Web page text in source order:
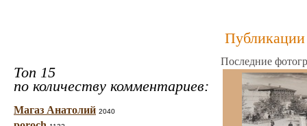
Топ 15
по количеству комментариев:
Магаз Анатолий 2040
Публикации
Последние